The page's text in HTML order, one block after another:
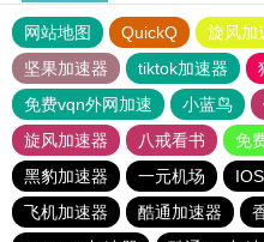
网站地图 QuickQ 旋风加
坚果加速器
tiktok加速器
免费vqn外网加速
小蓝鸟
旋风加速器
八戒看书
免
黑豹加速器
一元机场
飞机加速器
酷通加速器